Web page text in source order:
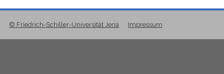
© Friedrich-Schiller-Universität Jena Impressum